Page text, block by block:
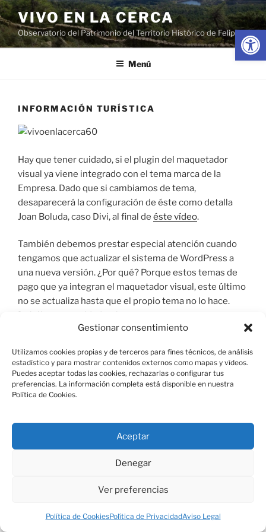
Abrir
Gestionar consentimiento
Utilizamos cookies propias y de terceros para fines técnicos, de análisis
estadístico y para mostrar contenidos externos como mapas y vídeos.
Puedes aceptar todas las cookies, rechazarlas o configurar tus
preferencias. La información completa está disponible en nuestra
Política de Cookies.
Aceptar
Denegar
Ver preferencias
Política de CookiesPolítica de PrivacidadAviso Legal
Saltar
al
contenido
VIVO EN LA CERCA
Observatorio del Patrimonio del Territorio Histórico de Felipe II
Menú
INFORMACIÓN TURÍSTICA
Hay que tener cuidado, si el plugin del maquetador
visual ya viene integrado con el tema marca de la
Empresa. Dado que si cambiamos de tema,
desaparecerá la configuración de éste como detalla
Joan Boluda, caso Divi, al final de éste vídeo.
También debemos prestar especial atención cuando
tengamos que actualizar el sistema de WordPress a
una nueva versión. ¿Por qué? Porque estos temas de
pago que ya integran el maquetador visual, este último
no se actualiza hasta que el propio tema no lo hace.
Debéis tener cuidado, si no quer
Aviso Legal
Política de Cookies
Política de Privacidad Funciona gracias a WordPress